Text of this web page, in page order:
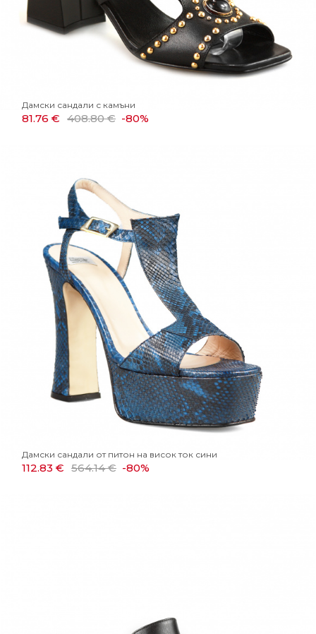
Дамски сандали с камъни
81.76 € 408.80 € -80%
Дамски сандали от питон на висок ток сини
112.83 € 564.14 € -80%